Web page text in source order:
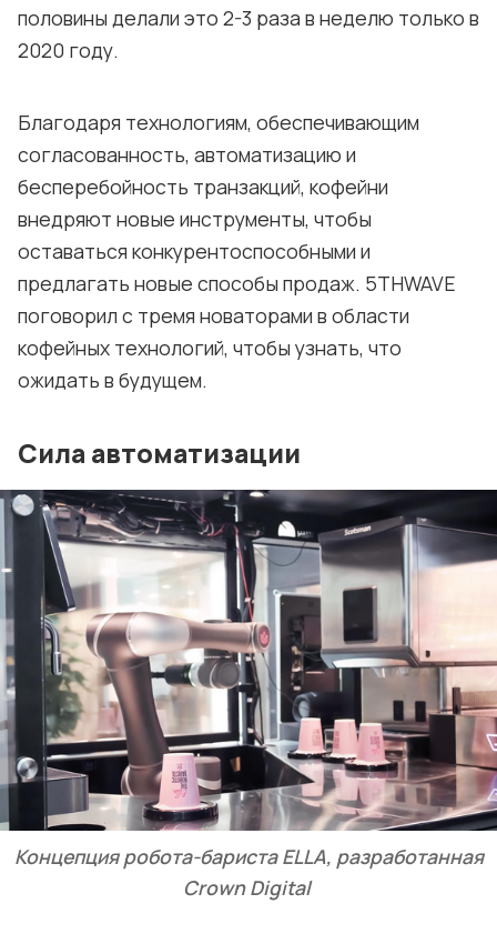
половины делали это 2-3 раза в неделю только в
2020 году.
Благодаря технологиям, обеспечивающим
согласованность, автоматизацию и
бесперебойность транзакций, кофейни
внедряют новые инструменты, чтобы
оставаться конкурентоспособными и
предлагать новые способы продаж. 5THWAVE
поговорил с тремя новаторами в области
кофейных технологий, чтобы узнать, что
ожидать в будущем.
Сила автоматизации
Концепция робота-бариста ELLA, разработанная
Crown Digital